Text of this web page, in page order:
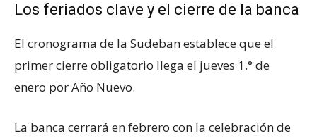
Los feriados clave y el cierre de la banca
El cronograma de la Sudeban establece que el
primer cierre obligatorio llega el jueves 1.° de
enero por Año Nuevo.
La banca cerrará en febrero con la celebración de